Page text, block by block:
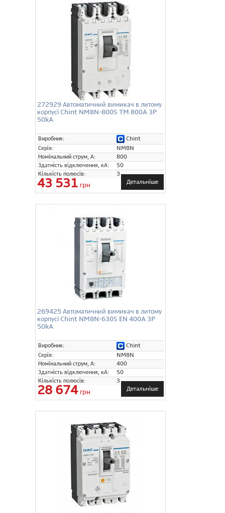
272929 Автоматичний вимикач в литому
корпусі Chint NM8N-800S TM 800A 3P
50kA
Виробник:
Chint
Серія:
NM8N
Номінальний струм, А:
800
Здатність відключення, кА:
50
Кількість полюсів:
3
43 531 грн Детальніше
269425 Автоматичний вимикач в литому
корпусі Chint NM8N-630S EN 400A 3P
50kA
Виробник:
Chint
Серія:
NM8N
Номінальний струм, А:
400
Здатність відключення, кА:
50
Кількість полюсів:
3
28 674грн Детальніше